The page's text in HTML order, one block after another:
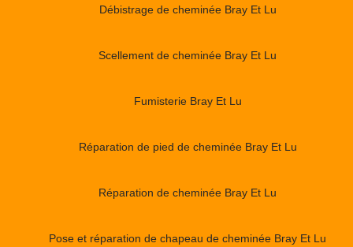
Débistrage de cheminée Bray Et Lu
Scellement de cheminée Bray Et Lu
Fumisterie Bray Et Lu
Réparation de pied de cheminée Bray Et Lu
Réparation de cheminée Bray Et Lu
Pose et réparation de chapeau de cheminée Bray Et Lu